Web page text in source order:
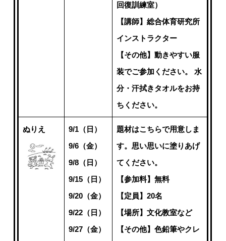
回復訓練室）
【講師】総合体育研究所
インストラクター
【その他】動きやすい服
装でご参加ください。 水
分・汗拭きタオルをお持
ちください。
ぬりえ
9/1（日）
9/6（金）
9/8（日）
9/15（日）
9/20（金）
9/22（日）
9/27（金）
題材はこちらで用意しま
す。思い思いに塗りあげ
てください。
【参加料】無料
【定員】20名
【場所】文化教室など
【その他】色鉛筆やクレ